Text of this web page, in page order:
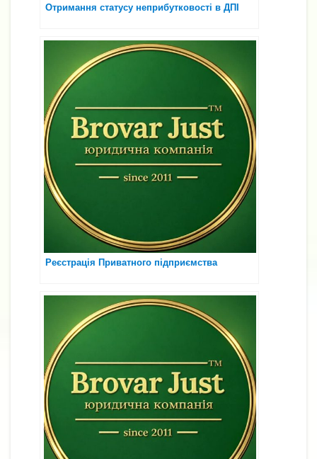
Отримання статусу неприбутковості в ДПІ
Реєстрація Приватного підприємства